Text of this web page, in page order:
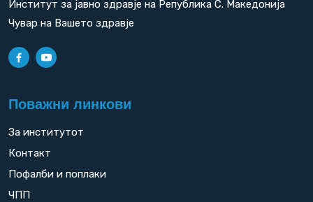
Институт за јавно здравје на Република С. Македонија
Чувар на Вашето здравје
Поважни линкови
За институтот
Контакт
Пофалби и поплаки
ЧПП